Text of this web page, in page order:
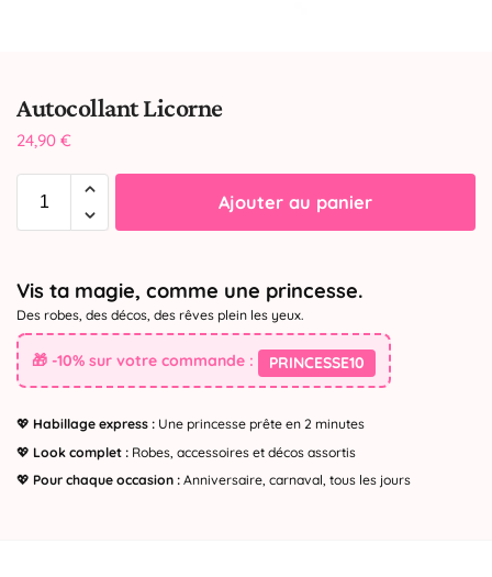
Autocollant Licorne
24,90 €
Ajouter au panier
Vis ta magie, comme une princesse.
Des robes, des décos, des rêves plein les yeux.
🎁 -10% sur votre commande : PRINCESSE10
💖 Habillage express : Une princesse prête en 2 minutes
💖 Look complet : Robes, accessoires et décos assortis
💖 Pour chaque occasion : Anniversaire, carnaval, tous les jours